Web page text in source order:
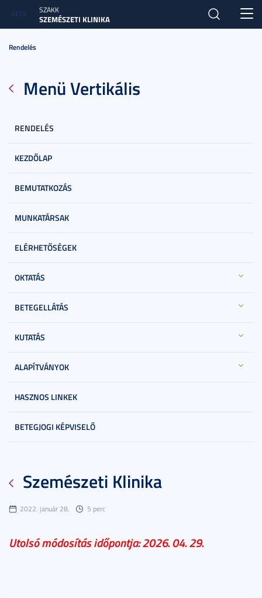
SZAKK
SZEMÉSZETI KLINIKA
Rendelés
Menü Vertikális
RENDELÉS
KEZDŐLAP
BEMUTATKOZÁS
MUNKATÁRSAK
ELÉRHETŐSÉGEK
OKTATÁS
BETEGELLÁTÁS
KUTATÁS
ALAPÍTVÁNYOK
HASZNOS LINKEK
BETEGJOGI KÉPVISELŐ
Szemészeti Klinika
2022. január 28. 5 perc
Utolsó módosítás időpontja: 2026. 04. 29.